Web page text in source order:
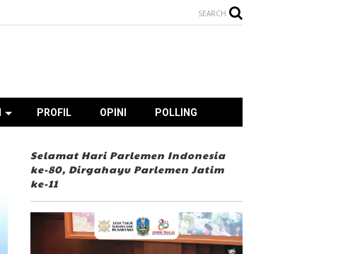
SEARCH
PROFIL OPINI POLLING
Selamat Hari Parlemen Indonesia
ke-80, Dirgahayu Parlemen Jatim
ke-11